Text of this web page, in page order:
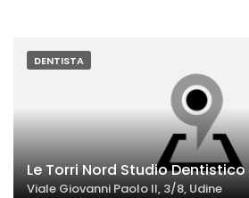
DENTISTA
Le Torri Nord Studio Dentistico
Viale Giovanni Paolo II, 3/8, Udine